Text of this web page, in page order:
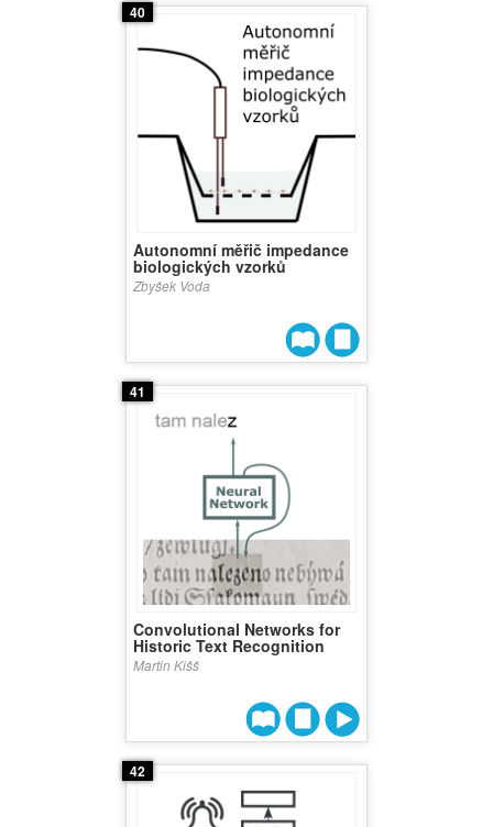
40
Autonomní měřič impedance
biologických vzorků
Zbyšek Voda
41
Convolutional Networks for
Historic Text Recognition
Martin Kišš
42